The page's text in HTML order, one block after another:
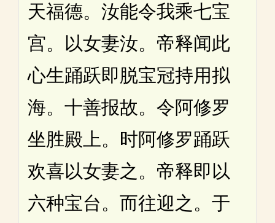
天福德。汝能令我乘七宝
宫。以女妻汝。帝释闻此
心生踊跃即脱宝冠持用拟
海。十善报故。令阿修罗
坐胜殿上。时阿修罗踊跃
欢喜以女妻之。帝释即以
六种宝台。而往迎之。于